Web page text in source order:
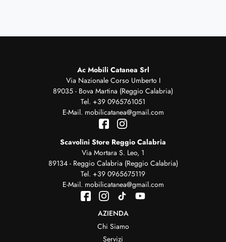
Ac Mobili Catanea Srl
Via Nazionale Corso Umberto I
89035 - Bova Martina (Reggio Calabria)
Tel. +39 0965761051
E-Mail. mobilicatanea@gmail.com
Scavolini Store Reggio Calabria
Via Mortara S. Leo, 1
89134 - Reggio Calabria (Reggio Calabria)
Tel. +39 0965675119
E-Mail. mobilicatanea@gmail.com
AZIENDA
Chi Siamo
Servizi